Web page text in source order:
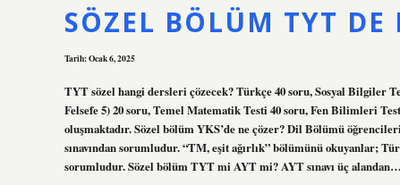
SÖZEL BÖLÜM TYT DE
Tarih: Ocak 6, 2025
TYT sözel hangi dersleri çözecek? Türkçe 40 soru, Sosyal Bilgiler
Felsefe 5) 20 soru, Temel Matematik Testi 40 soru, Fen Bilimleri
oluşmaktadır. Sözel bölüm YKS’de ne çözer? Dil Bölümü
sınavından sorumludur. “TM, eşit ağırlık” bölümünü okuyanlar;
sorumludur. Sözel bölüm TYT mi AYT mi? AYT sınavı üç alandan…